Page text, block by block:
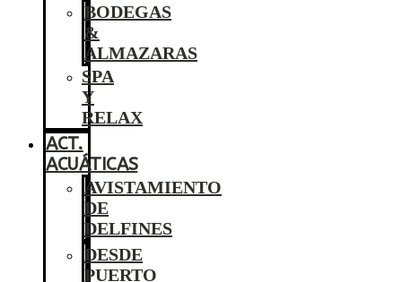
BODEGAS
&
ALMAZARAS
SPA
Y
RELAX
ACT.
ACUÁTICAS
AVISTAMIENTO
DE
DELFINES
DESDE
PUERTO